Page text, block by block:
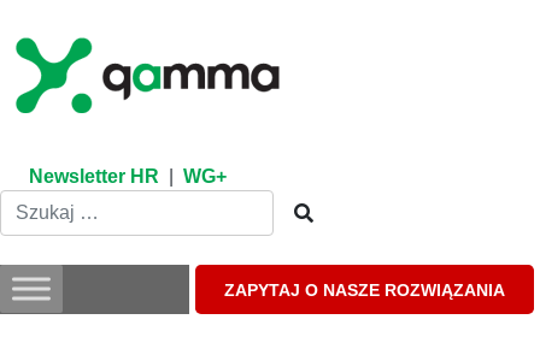
content
Newsletter HR WG+
ZAPYTAJ O NASZE ROZWIĄZANIA